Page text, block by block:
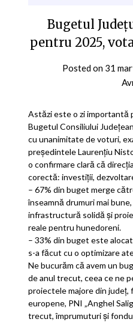
Bugetul
pentru 2025,
Posted on 31
Astăzi este o zi importantă
Bugetul Consiliului
cu unanimitate de voturi,
președintele Laurențiu
o confirmare clară că
corectă: investiții,
– 67% din buget merge
înseamnă drumuri mai
infrastructură solidă și
reale pentru hunedoreni.
– 33% din buget este
s-a făcut cu o optimizare
Ne bucurăm că avem un
de anul trecut, ceea ce ne
proiectele majore din județ,
europene, PNI „Anghel
trecut, împrumuturi și